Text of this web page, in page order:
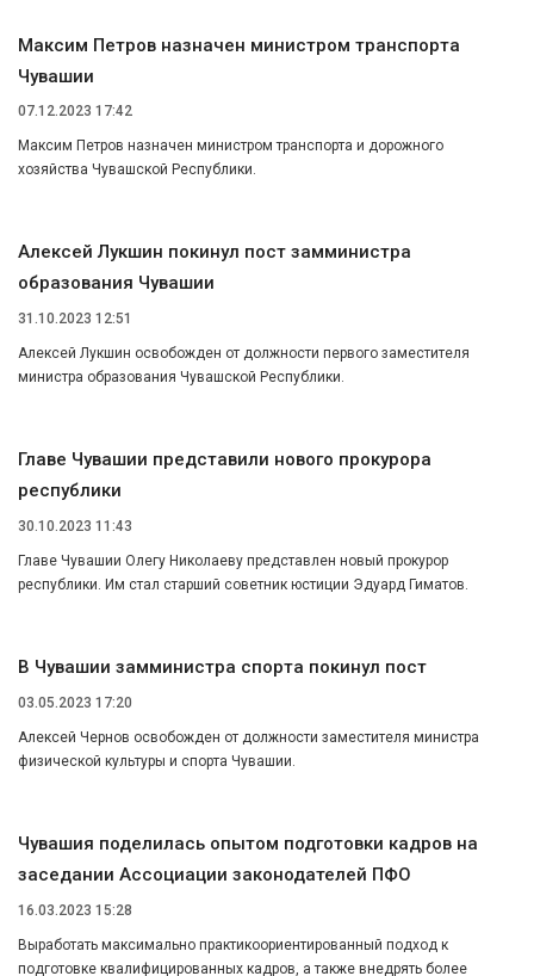
Максим Петров назначен министром транспорта
Чувашии
07.12.2023 17:42
Максим Петров назначен министром транспорта и дорожного
хозяйства Чувашской Республики.
Алексей Лукшин покинул пост замминистра
образования Чувашии
31.10.2023 12:51
Алексей Лукшин освобожден от должности первого заместителя
министра образования Чувашской Республики.
Главе Чувашии представили нового прокурора
республики
30.10.2023 11:43
Главе Чувашии Олегу Николаеву представлен новый прокурор
республики. Им стал старший советник юстиции Эдуард Гиматов.
В Чувашии замминистра спорта покинул пост
03.05.2023 17:20
Алексей Чернов освобожден от должности заместителя министра
физической культуры и спорта Чувашии.
Чувашия поделилась опытом подготовки кадров на
заседании Ассоциации законодателей ПФО
16.03.2023 15:28
Выработать максимально практикоориентированный подход к
подготовке квалифицированных кадров, а также внедрять более